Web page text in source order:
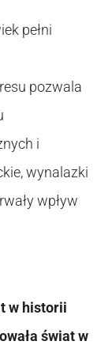
pełni
pozwala
i
wynalazki
wpływ
w historii
świat w